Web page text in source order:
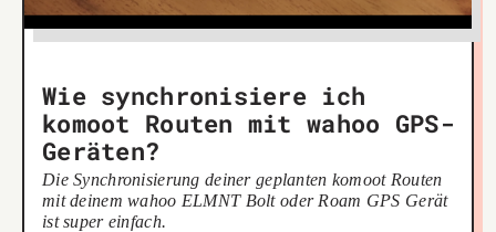
Wie synchronisiere ich
komoot Routen mit wahoo GPS-
Geräten?
Die Synchronisierung deiner geplanten komoot Routen
mit deinem wahoo ELMNT Bolt oder Roam GPS Gerät
ist super einfach.